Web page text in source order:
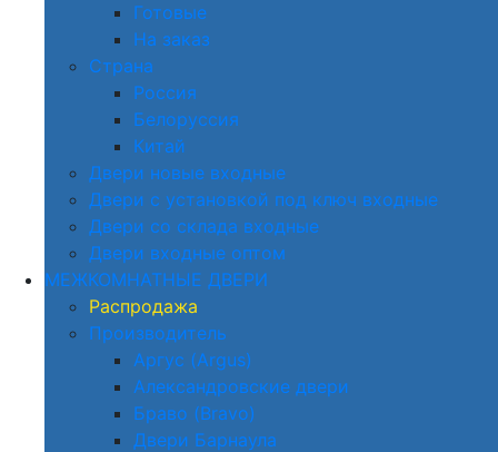
Готовые
На заказ
Страна
Россия
Белоруссия
Китай
Двери новые входные
Двери с установкой под ключ входные
Двери со склада входные
Двери входные оптом
МЕЖКОМНАТНЫЕ ДВЕРИ
Распродажа
Производитель
Аргус (Argus)
Александровские двери
Браво (Bravo)
Двери Барнаула